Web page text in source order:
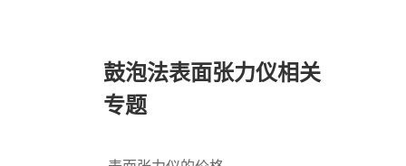
鼓泡法表面张力仪相关
专题